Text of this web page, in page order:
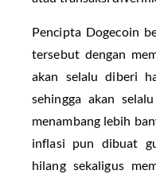
Pencipta Dogecoin
tersebut dengan
akan selalu diberi
sehingga akan
menambang lebih
inflasi pun dibuat
hilang sekaligus